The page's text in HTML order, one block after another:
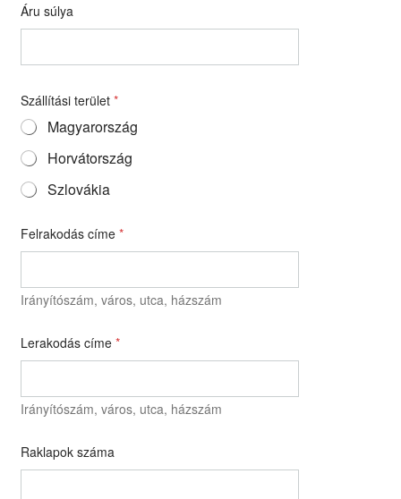
Áru súlya
Szállítási terület *
Magyarország
Horvátország
Szlovákia
Felrakodás címe *
Irányítószám, város, utca, házszám
Lerakodás címe *
Irányítószám, város, utca, házszám
Raklapok száma